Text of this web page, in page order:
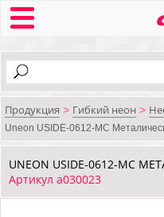
Продукция > Гибкий неон >
Uneon USIDE-0612-MC
UNEON USIDE-0612-MC
Артикул a030023